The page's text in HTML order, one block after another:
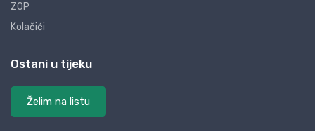
ZOP
Kolačići
Ostani u tijeku
Želim na listu